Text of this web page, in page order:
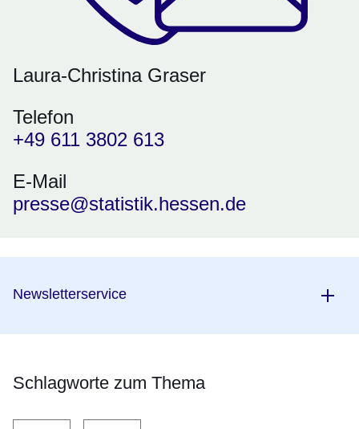
Laura-Christina Graser
Telefon
+49 611 3802 613
E-Mail
presse@statistik.hessen.de
Newsletterservice
Schlagworte zum Thema